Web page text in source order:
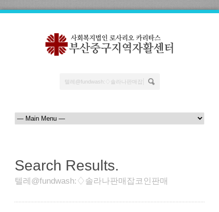
Search Results.
텔레@fundwash:♢솔라나판매잡코인판매